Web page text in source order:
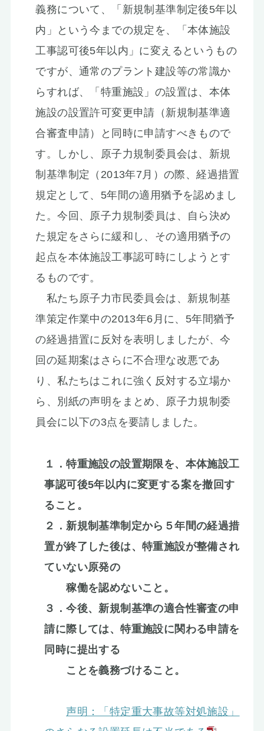
義務について、「新規制基準制定後5年以
内」という今までの規定を、「本体施設
工事認可後5年以内」に変えるというもの
ですが、通常のプラント建設等の常識か
らすれば、「特重施設」の設置は、本体
施設の設置許可変更申請（新規制基準適
合審査申請）と同時に申請すべきもので
す。しかし、原子力規制委員会は、新規
制基準制定（2013年7月）の際、経過措置
規定として、5年間の適用猶予を認めまし
た。今回、原子力規制委員は、自ら決め
た規定をさらに緩和し、その適用猶予の
起点を本体施設工事認可時にしようとす
るものです。
私たち原子力市民委員会は、新規制基
準策定作業中の2013年6月に、5年間猶予
の経過措置に反対を表明しましたが、今
回の延期案はさらに不合理な改悪であ
り、私たちはこれに強く反対する立場か
ら、別紙の声明をまとめ、原子力規制委
員会に以下の3点を要請しました。
１．特重施設の設置期限を、本体施設工
事認可後5年以内に変更する案を撤回す
ること。
２．新規制基準制定から５年間の経過措
置が終了した後は、特重施設が整備され
ていない原発の
稼働を認めないこと。
３．今後、新規制基準の適合性審査の申
請に際しては、特重施設に関わる申請を
同時に提出する
ことを義務づけること。
声明：「特定重大事故等対処施設」